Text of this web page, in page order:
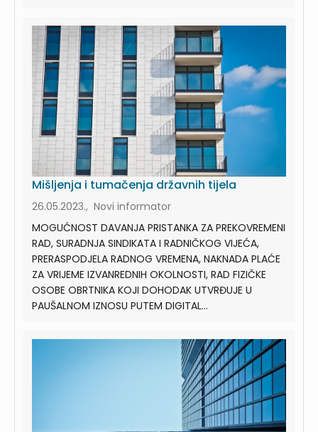
Mišljenja i tumačenja državnih tijela
26.05.2023., Novi informator
MOGUĆNOST DAVANJA PRISTANKA ZA PREKOVREMENI
RAD, SURADNJA SINDIKATA I RADNIČKOG VIJEĆA,
PRERASPODJELA RADNOG VREMENA, NAKNADA PLAĆE
ZA VRIJEME IZVANREDNIH OKOLNOSTI, RAD FIZIČKE
OSOBE OBRTNIKA KOJI DOHODAK UTVRĐUJE U
PAUŠALNOM IZNOSU PUTEM DIGITAL...